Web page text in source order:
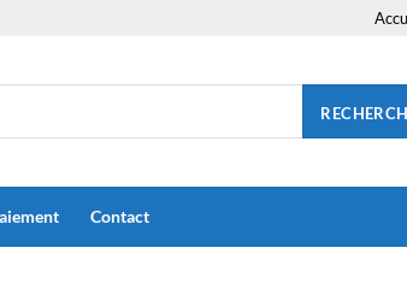
Contact